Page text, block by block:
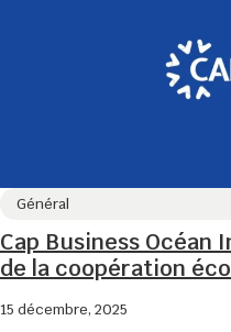
Général
Cap Business Océan
de la coopération
15 décembre, 2025